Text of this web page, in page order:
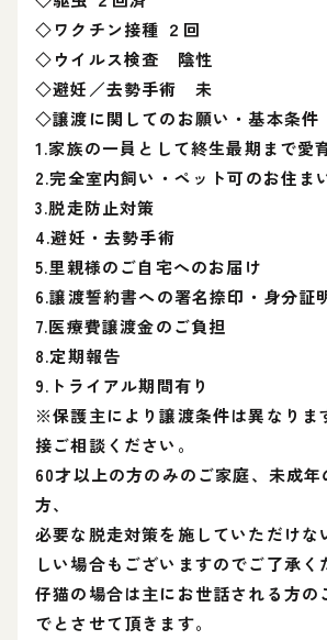
◇ワクチン接種 ２回
◇ウイルス検査 陰性
◇避妊／去勢手術 未
◇譲渡に関してのお願い・基本条件
1.家族の一員として終生最期まで愛
2.完全室内飼い・ペット可のお住ま
3.脱走防止対策
4.避妊・去勢手術
5.里親様のご自宅へのお届け
6.譲渡誓約書への署名捺印・身分証
7.医療費譲渡金のご負担
8.定期報告
9.トライアル期間有り
※保護主により譲渡条件は異なりま
接ご相談ください。
60才以上の方のみのご家庭、未成年
方、
必要な脱走対策を施していただけな
しい場合もございますのでご了承く
仔猫の場合は主にお世話される方の
でとさせて頂きます。